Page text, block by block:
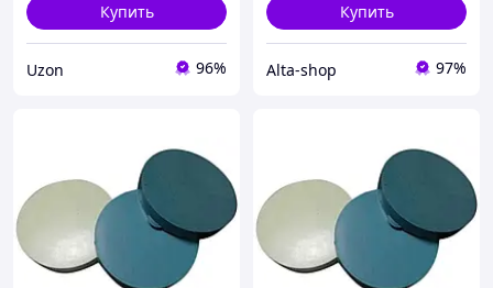
Купить
Uzon 96%
Купить
Alta-shop 97%